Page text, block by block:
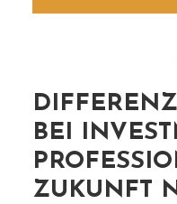
BEI
ZUKUNFT